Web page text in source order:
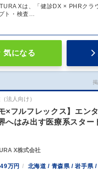
Xは、「健診DX × PHRクラ
ト・検査…
気になる
法人向け）
×フルフレックス】エン
へはみ出す医療系スター
X株式会社
万円
北海道 / 青森県 / 岩手県